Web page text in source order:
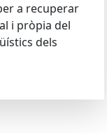
a recuperar
i pròpia del
dels